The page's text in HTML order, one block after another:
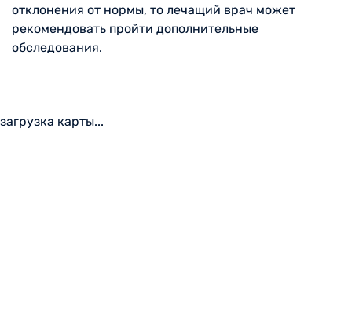
отклонения от нормы, то лечащий врач может
рекомендовать пройти дополнительные
обследования.
загрузка карты...